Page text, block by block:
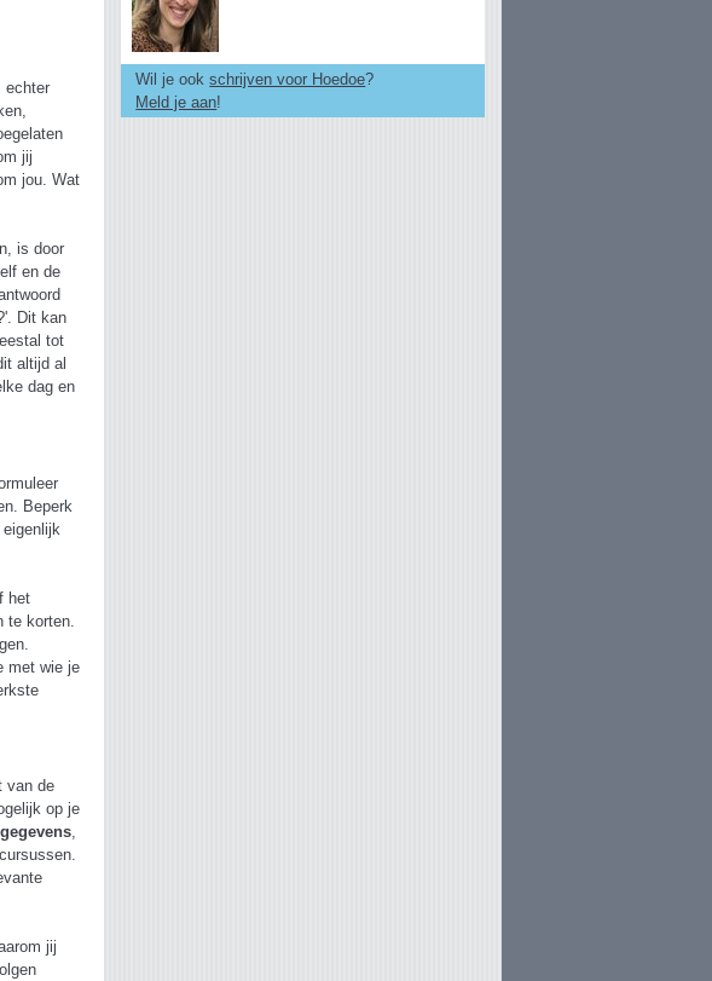
echter
jij
jou. Wat
is door
en de
Dit kan
tot
altijd al
dag en
Beperk
het
te korten.
met wie je
van de
op je
,
jij
Wil je ookschrijven voor Hoedoe?
Meld je aan!